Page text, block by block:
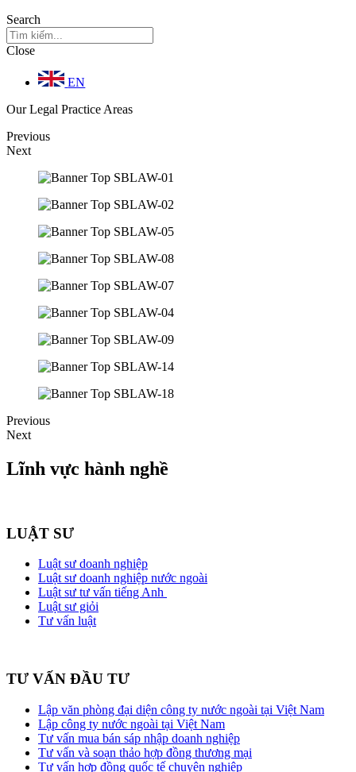
Search
Close
EN
Our Legal Practice Areas
Previous
Next
Previous
Next
Lĩnh vực hành nghề
LUẬT SƯ
Luật sư doanh nghiệp
Luật sư doanh nghiệp nước ngoài
Luật sư tư vấn tiếng Anh
Luật sư giỏi
Tư vấn luật
TƯ VẤN ĐẦU TƯ
Lập văn phòng đại diện công ty nước ngoài tại Việt Nam
Lập công ty nước ngoài tại Việt Nam
Tư vấn mua bán sáp nhập doanh nghiệp
Tư vấn và soạn thảo hợp đồng thương mại
Tư vấn hợp đồng quốc tế chuyên nghiệp